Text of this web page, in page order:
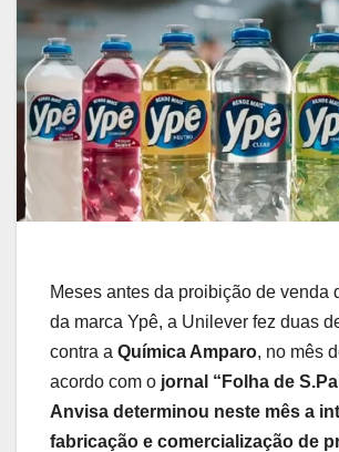
Meses antes da proibição de venda
da marca Ypê, a Unilever fez duas
contra a Química Amparo, no mês
acordo com o jornal “Folha de
Anvisa determinou neste mês a
fabricação e comercialização de